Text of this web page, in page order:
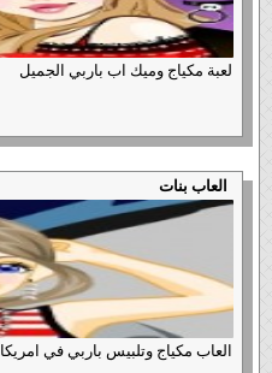
لعبة مكياج وميك اب باربي الجميل
العاب بنات
العاب مكياج وتلبيس باربي في امريكا